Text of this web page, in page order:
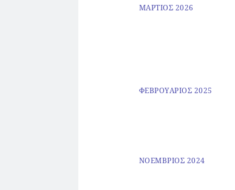
ΜΑΡΤΙΟΣ 2026
ΦΕΒΡΟΥΑΡΙΟΣ 2025
ΝΟΕΜΒΡΙΟΣ 2024